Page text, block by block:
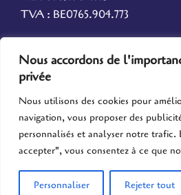
Nous accordons de
privée
Nous utilisons des cookies pour
navigation, vous proposer des
personnalisés et analyser notre
accepter", vous consentez à ce que
Personnaliser Rejeter tout
TVA : BE0765.904.773